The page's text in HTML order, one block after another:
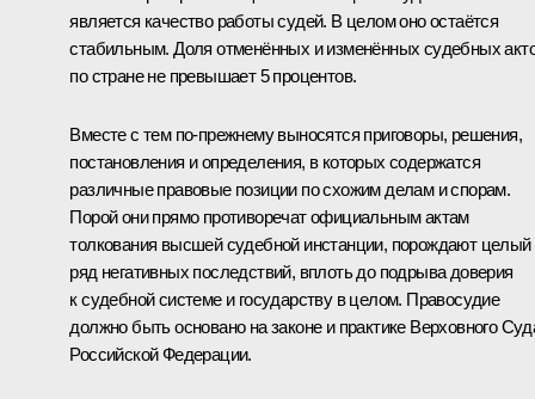
является качество работы судей. В целом оно остаётся
стабильным. Доля отменённых и изменённых судебных
по стране не превышает 5 процентов.
Вместе с тем по-прежнему выносятся приговоры, решения,
постановления и определения, в которых содержатся
различные правовые позиции по схожим делам и спорам.
Порой они прямо противоречат официальным актам
толкования высшей судебной инстанции, порождают целый
ряд негативных последствий, вплоть до подрыва доверия
к судебной системе и государству в целом. Правосудие
должно быть основано на законе и практике Верховного
Российской Федерации.